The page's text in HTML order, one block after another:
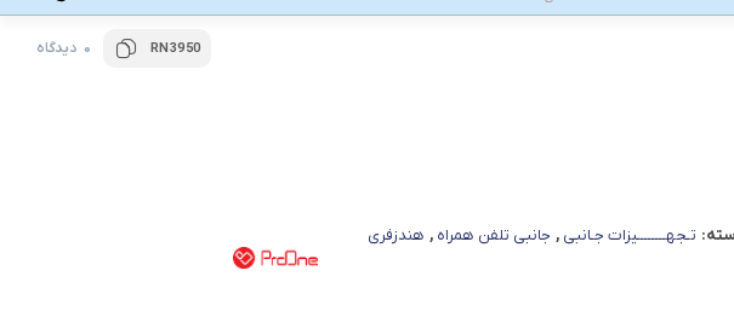
RN3950 0 دیدگاه
تـجهــــــــیزات جـانبی , جانبی تلفن همراه , هندزفری